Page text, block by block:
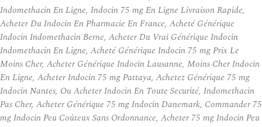
Indomethacin En Ligne, Indocin 75 mg En Ligne Livraison Rapide,
Acheter Du Indocin En Pharmacie En France, Acheté Générique
Indocin Indomethacin Berne, Acheter Du Vrai Générique Indocin
Indomethacin En Ligne, Acheté Générique Indocin 75 mg Prix Le
Moins Cher, Acheter Générique Indocin Lausanne, Moins Cher Indocin
En Ligne, Acheter Indocin 75 mg Pattaya, Achetez Générique 75 mg
Indocin Nantes, Ou Acheter Indocin En Toute Securité, Indomethacin
Pas Cher, Acheter Générique 75 mg Indocin Danemark, Commander 75
mg Indocin Peu Coûteux Sans Ordonnance, Acheter 75 mg Indocin Peu